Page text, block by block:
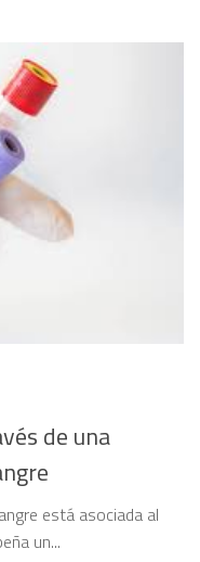
de una
está asociada al
un...